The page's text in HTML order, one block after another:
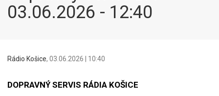
03.06.2026 - 12:40
Rádio Košice, 03.06.2026 | 10:40
DOPRAVNÝ SERVIS RÁDIA KOŠICE